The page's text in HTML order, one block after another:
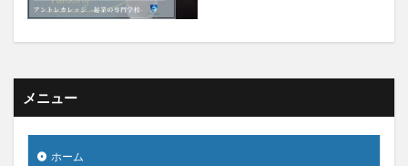
メニュー
ホーム